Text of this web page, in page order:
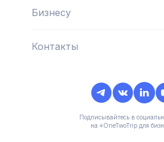
Бизнесу
Контакты
Подписывайтесь в
на «OneTwoTrip для